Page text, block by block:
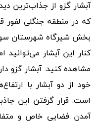
آبشار گزو از جذابترین
بخش شیرگاه شهرستان
کنار این آبشار میتوانید
خود از دو آبشار با ارتفاع
است. قرار گرفتن این
آمدن فضایی خاص و